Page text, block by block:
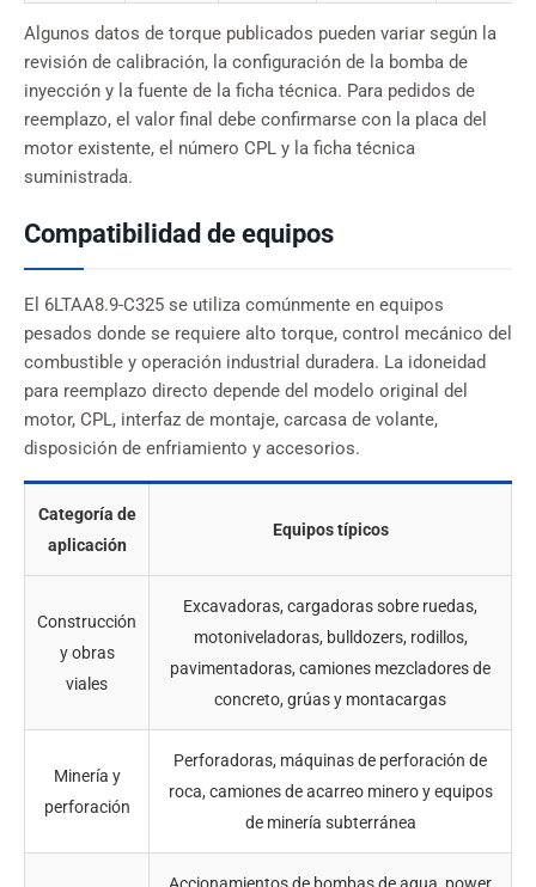
Algunos datos de torque publicados pueden variar según la
revisión de calibración, la configuración de la bomba de
inyección y la fuente de la ficha técnica. Para pedidos de
reemplazo, el valor final debe confirmarse con la placa del
motor existente, el número CPL y la ficha técnica
suministrada.
Compatibilidad de equipos
El 6LTAA8.9-C325 se utiliza comúnmente en equipos
pesados donde se requiere alto torque, control mecánico del
combustible y operación industrial duradera. La idoneidad
para reemplazo directo depende del modelo original del
motor, CPL, interfaz de montaje, carcasa de volante,
disposición de enfriamiento y accesorios.
Categoría de
aplicación
Equipos típicos
Construcción
y obras
viales
Excavadoras, cargadoras sobre ruedas,
motoniveladoras, bulldozers, rodillos,
pavimentadoras, camiones mezcladores de
concreto, grúas y montacargas
Minería y
perforación
Perforadoras, máquinas de perforación de
roca, camiones de acarreo minero y equipos
de minería subterránea